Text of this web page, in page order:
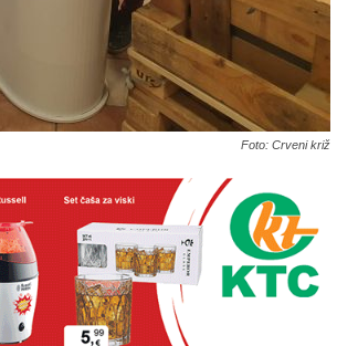
Foto: Crveni križ